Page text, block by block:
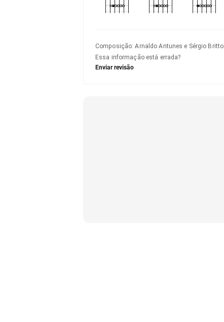
Composição:Arnaldo Antunes e Sérgio Britto
Essa informação está errada?
Enviar revisão